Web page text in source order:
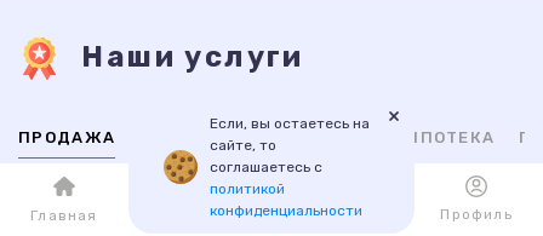
Наши услуги
ПРОДАЖА ИПОТЕКА
ВТОРИЧНАЯ НОВОСТРОЙКИ
Если, вы остаетесь на
сайте, то
соглашаетесь с
политикой
конфиденциальности
×
Главная Каталог Избранное Профиль